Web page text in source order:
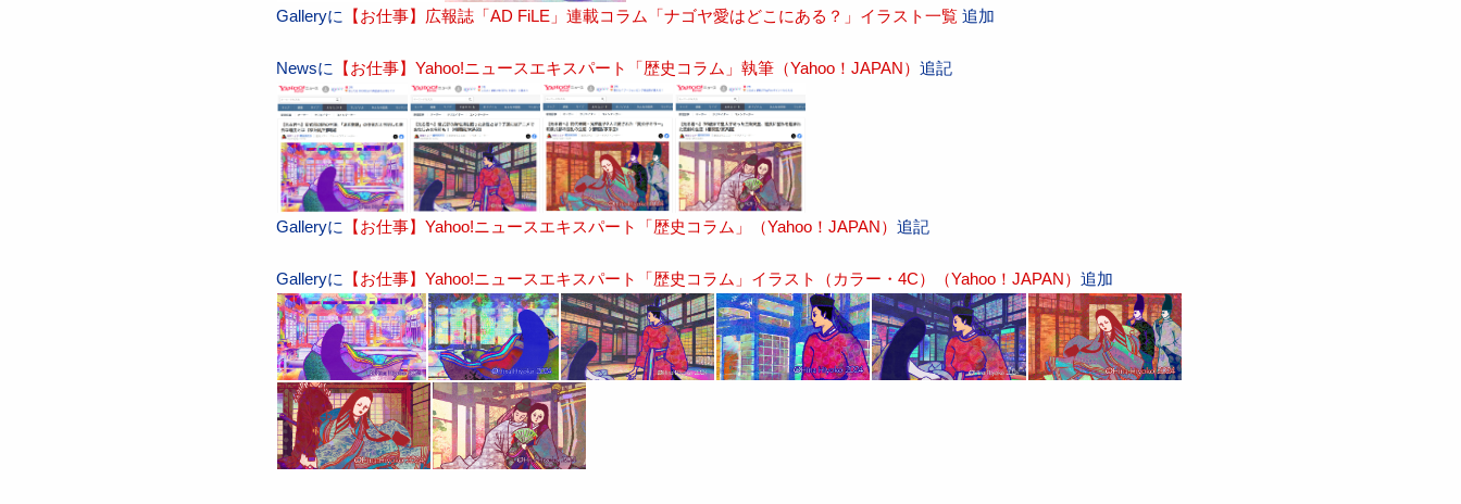
Galleryに 【お仕事】広報誌「AD FiLE」連載コラム「ナゴヤ愛はどこにある？」イラスト一覧追加
Newsに 【お仕事】Yahoo!ニュースエキスパート「歴史コラム」執筆（Yahoo！JAPAN） 追記
Galleryに 【お仕事】Yahoo!ニュースエキスパート「歴史コラム」（Yahoo！JAPAN） 追記
Galleryに 【お仕事】Yahoo!ニュースエキスパート「歴史コラム」イラスト（カラー・4C）（Yahoo！JAPAN） 追加